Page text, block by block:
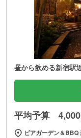
昼から飲める新宿駅
平均予算
ビアガーデン＆BBQ